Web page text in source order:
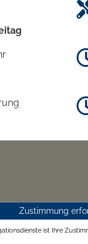
Zustimmung
ist Ihre